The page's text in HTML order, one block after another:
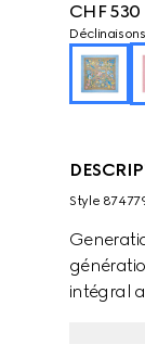
CHF 530
Déclinaisons
Style
intégral